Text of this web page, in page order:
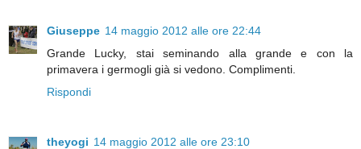
Giuseppe 14 maggio 2012 alle ore 22:44
Grande Lucky, stai seminando alla grande e con la
primavera i germogli già si vedono. Complimenti.
Rispondi
theyogi 14 maggio 2012 alle ore 23:10